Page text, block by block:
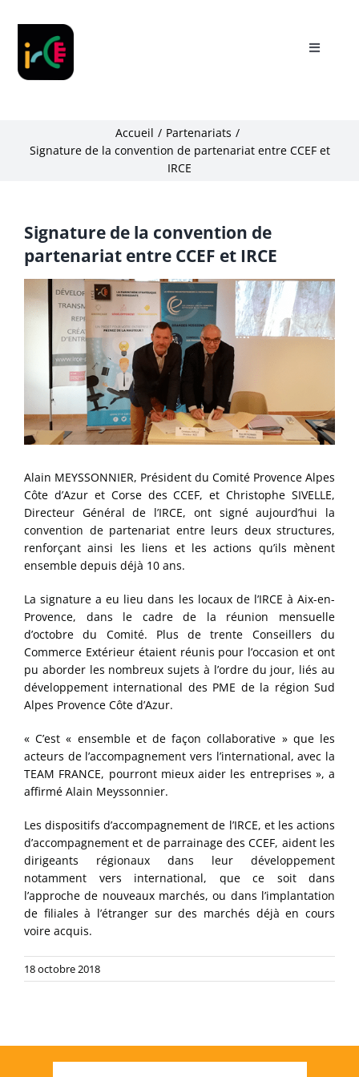
content
Toggle
Ressources
My IRCE
Accueil
Partenariats
Signature de la convention de partenariat entre CCEF et
IRCE
Signature de la convention de
partenariat entre CCEF et IRCE
Voir
l'image
agrandie
Alain MEYSSONNIER, Président du Comité Provence Alpes
Côte d’Azur et Corse des CCEF, et Christophe SIVELLE,
Directeur Général de l’IRCE, ont signé aujourd’hui la
convention de partenariat entre leurs deux structures,
renforçant ainsi les liens et les actions qu’ils mènent
ensemble depuis déjà 10 ans.
La signature a eu lieu dans les locaux de l’IRCE à Aix-en-
Provence, dans le cadre de la réunion mensuelle
d’octobre du Comité. Plus de trente Conseillers du
Commerce Extérieur étaient réunis pour l’occasion et ont
pu aborder les nombreux sujets à l’ordre du jour, liés au
développement international des PME de la région Sud
Alpes Provence Côte d’Azur.
« C’est « ensemble et de façon collaborative » que les
acteurs de l’accompagnement vers l’international, avec la
TEAM FRANCE, pourront mieux aider les entreprises », a
affirmé Alain Meyssonnier.
Lesdispositifs d’accompagnement de l’IRCE, et les actions
d’accompagnement et de parrainage des CCEF, aident les
dirigeants régionaux dans leur développement
notamment vers international, que ce soit dans
l’approche de nouveaux marchés, ou dans l’implantation
de filiales à l’étranger sur des marchés déjà en cours
voire acquis.
18 octobre 2018